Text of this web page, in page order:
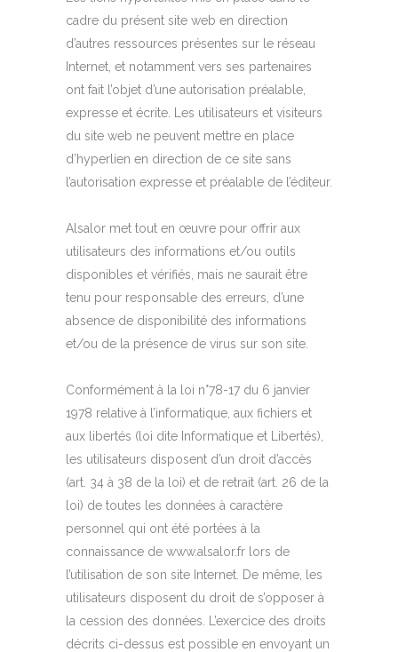
cadre du présent site web en direction
d’autres ressources présentes sur le réseau
Internet, et notamment vers ses partenaires
ont fait l’objet d’une autorisation préalable,
expresse et écrite. Les utilisateurs et visiteurs
du site web ne peuvent mettre en place
d’hyperlien en direction de ce site sans
l’autorisation expresse et préalable de l’éditeur.
Alsalor met tout en œuvre pour offrir aux
utilisateurs des informations et/ou outils
disponibles et vérifiés, mais ne saurait être
tenu pour responsable des erreurs, d’une
absence de disponibilité des informations
et/ou de la présence de virus sur son site.
Conformément à la loi n°78-17 du 6 janvier
1978 relative à l’informatique, aux fichiers et
aux libertés (loi dite Informatique et Libertés),
les utilisateurs disposent d’un droit d’accès
(art. 34 à 38 de la loi) et de retrait (art. 26 de la
loi) de toutes les données à caractère
personnel qui ont été portées à la
connaissance de www.alsalor.fr lors de
l’utilisation de son site Internet. De même, les
utilisateurs disposent du droit de s’opposer à
la cession des données. L’exercice des droits
décrits ci-dessus est possible en envoyant un